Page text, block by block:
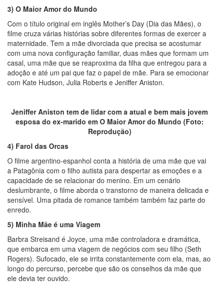
3) O Maior Amor do Mundo
Com o título original em inglês Mother’s Day (Dia das Mães), o
filme cruza várias histórias sobre diferentes formas de exercer a
maternidade. Tem a mãe divorciada que precisa se acostumar
com uma nova configuração familiar, duas mães que formam um
casal, uma mãe que se reaproxima da filha que entregou para a
adoção e até um pai que faz o papel de mãe. Para se emocionar
com Kate Hudson, Julia Roberts e Jeniffer Aniston.
Jeniffer Aniston tem de lidar com a atual e bem mais jovem
esposa do ex-marido em O Maior Amor do Mundo (Foto:
Reprodução)
4) Farol das Orcas
O filme argentino-espanhol conta a história de uma mãe que vai
a Patagônia com o filho autista para despertar as emoções e a
capacidade de se relacionar do menino. Em um cenário
deslumbrante, o filme aborda o transtorno de maneira delicada e
sensível. Uma pitada de romance também também faz parte do
enredo.
5) Minha Mãe é uma Viagem
Barbra Streisand é Joyce, uma mãe controladora e dramática,
que embarca em uma viagem de negócios com seu filho (Seth
Rogers). Sufocado, ele se irrita constantemente com ela, mas, ao
longo do percurso, percebe que são os conselhos da mãe que
ele devia ter ouvido.